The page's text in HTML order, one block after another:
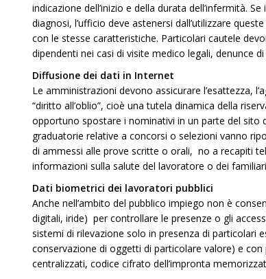
indicazione dell’inizio e della durata dell’infermità.
diagnosi, l’ufficio deve astenersi dall’utilizzare
con le stesse caratteristiche. Particolari cautele
dipendenti nei casi di visite medico legali, denunce
Diffusione dei dati in Internet
Le amministrazioni devono assicurare l’esattezza,
“diritto all’oblio”, cioè una tutela dinamica della
opportuno spostare i nominativi in un parte del sito
graduatorie relative a concorsi o selezioni vanno
di ammessi alle prove scritte o orali, no a recapiti
informazioni sulla salute del lavoratore o dei
Dati biometrici dei lavoratori pubblici
Anche nell’ambito del pubblico impiego non è
digitali, iride) per controllare le presenze o gli
sistemi di rilevazione solo in presenza di particolari
conservazione di oggetti di particolare valore) e con
centralizzati, codice cifrato dell’impronta